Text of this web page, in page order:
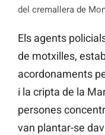
del cremallera de
Els agents
de motxilles,
acordonaments
i la cripta de la
persones
van plantar-se